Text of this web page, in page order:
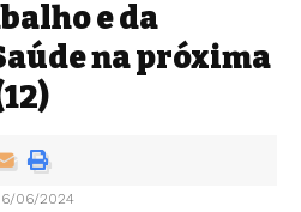
e da
na próxima
06/2024